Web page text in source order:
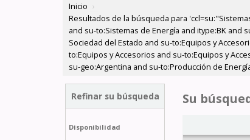
Inicio ›
Resultados de la búsqueda para
and su-to:Sistemas de Energía and itype:BK and
Sociedad del Estado and su-to:Equipos y
to:Equipos y Accesorios and su-to:Equipos y
su-geo:Argentina and su-to:Producción de
Refinar su búsqueda
Disponibilidad
Su